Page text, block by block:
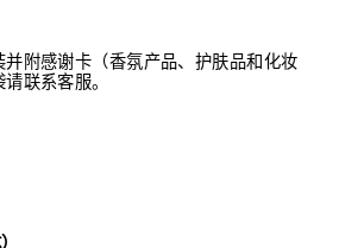
附感谢卡（香氛产品、护肤品和化妆
联系客服。